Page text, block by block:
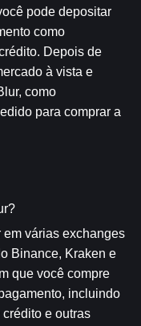
pode depositar
como
Depois de
à vista e
como
para comprar a
em várias exchanges
Binance, Kraken e
que você compre
incluindo
e outras